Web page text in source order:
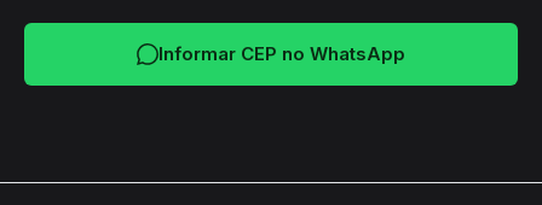
Informar CEP no WhatsApp